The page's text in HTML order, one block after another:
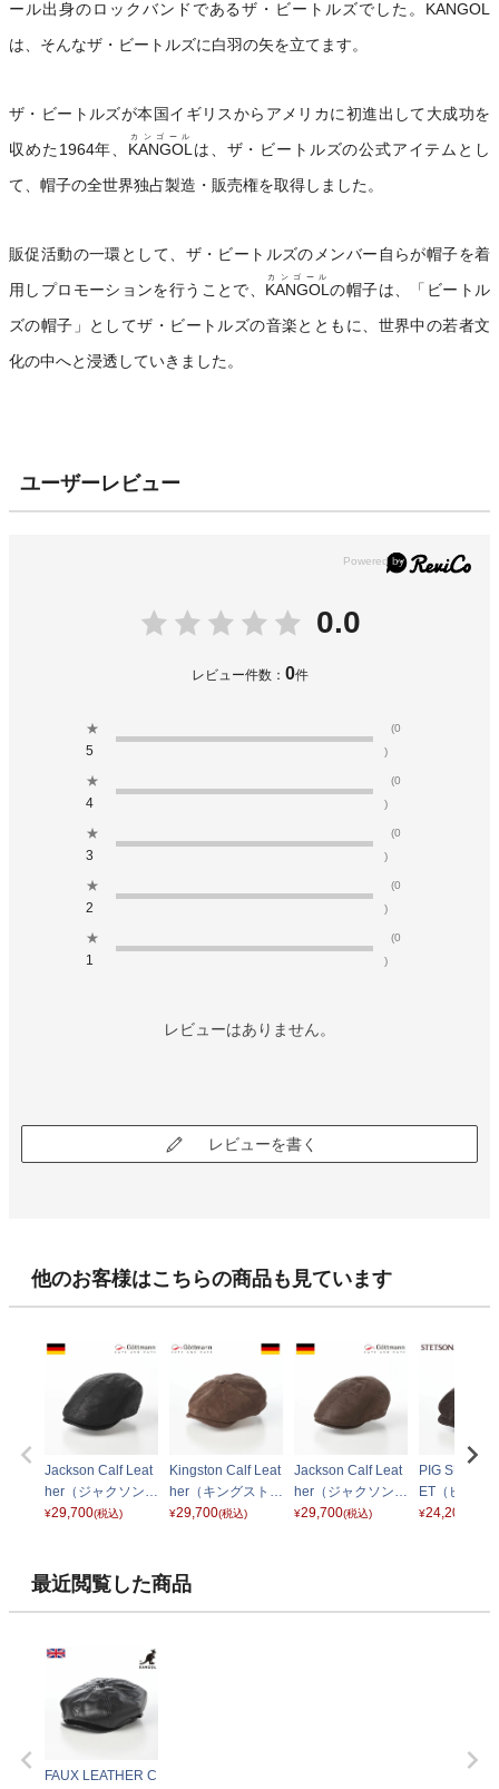
ール出身のロックバンドであるザ・ビートルズでした。 KANGOL
は、そんなザ・ビートルズに白羽の矢を立てます。
ザ・ビートルズが本国イギリスからアメリカに初進出して大成功を
収めた1964年、 KANGOL
カンゴール
は、ザ・ビートルズの公式アイテムとし
て、帽子の全世界独占製造・販売権を取得しました。
販促活動の一環として、ザ・ビートルズのメンバー自らが帽子を着
用しプロモーションを行うことで、 KANGOL
カンゴール
の帽子は、「ビートル
ズの帽子」としてザ・ビートルズの音楽とともに、世界中の若者文
化の中へと浸透していきました。
ユーザーレビュー
0.0
レビュー件数： 0件
★
5
(0
)
★
4
(0
)
★
3
(0
)
★
2
(0
)
★
1
(0
)
レビューはありません。
レビューを書く
他のお客様はこちらの商品も見ています
Jackson Calf Leat
her（ジャクソン
カーフレザー） G
¥29,700(税込)
Kingston Calf Leat
her（キングストン
カーフレザー） G
¥29,700(税込)
Jackson Calf Leat
her（ジャクソン
カーフレザー） G
¥29,700(税込)
PIG SUEDE
ET（ピッグ
ド キャスケ
¥24,200
最近閲覧した商品
FAUX LEATHER C